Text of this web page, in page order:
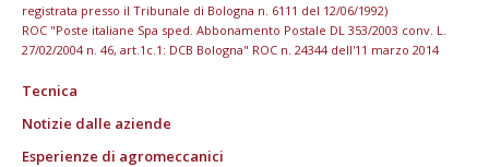
registrata presso il Tribunale di Bologna n. 6111 del 12/06/1992)
ROC "Poste italiane Spa sped. Abbonamento Postale DL 353/2003 conv. L.
27/02/2004 n. 46, art.1c.1: DCB Bologna" ROC n. 24344 dell'11 marzo 2014
Tecnica
Notizie dalle aziende
Esperienze di agromeccanici